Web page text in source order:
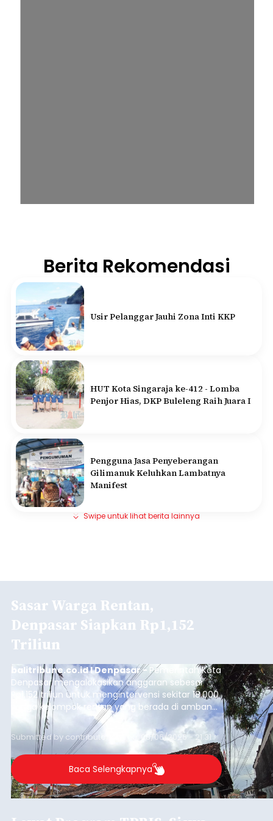
Berita Rekomendasi
Usir Pelanggar Jauhi Zona Inti KKP
HUT Kota Singaraja ke-412 - Lomba
Penjor Hias, DKP Buleleng Raih Juara I
Pengguna Jasa Penyeberangan
Gilimanuk Keluhkan Lambatnya
Manifest
Swipe untuk lihat berita lainnya
Sasar Warga Rentan,
Denpasar Siapkan Rp1,152
Triliun
balitribune.co.id I Denpasar - Pemerintah Kota
Denpasar mengalokasikan anggaran sebesar
Rp1,152 triliun untuk mengintervensi sekitar 18.000
warga kelompok rentan yang berada di ambang
garis kemiskinan. Langkah strategis ini diambil
guna menjaga masyarakat yang berada pada
kelompok desil 5 dan 6 tersebut agar tidak
merosot ke kategori miskin.
Submitted by contributor Thu, 08/06/2026 - 21:31
Baca Selengkapnya